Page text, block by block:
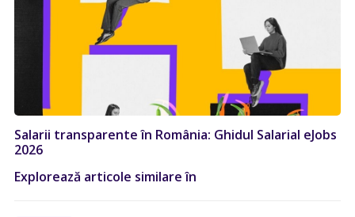
Salarii transparente în România: Ghidul Salarial eJobs
2026
Explorează articole similare în